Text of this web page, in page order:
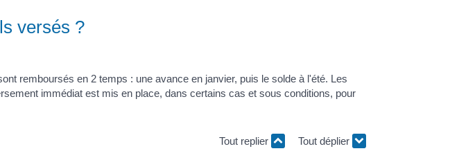
versés ?
remboursés en 2 temps : une avance en janvier, puis le solde à l'été. Les
immédiat est mis en place, dans certains cas et sous conditions, pour
Tout replier Tout déplier